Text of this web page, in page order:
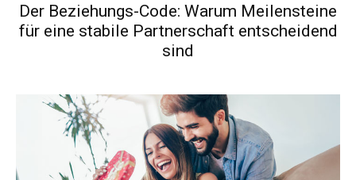
Der Beziehungs-Code: Warum Meilensteine
für eine stabile Partnerschaft entscheidend
sind